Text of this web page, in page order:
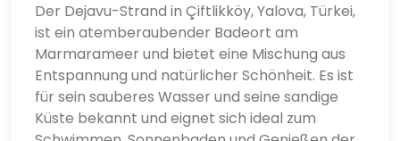
Der Dejavu-Strand in Çiftlikköy, Yalova, Türkei,
ist ein atemberaubender Badeort am
Marmarameer und bietet eine Mischung aus
Entspannung und natürlicher Schönheit. Es ist
für sein sauberes Wasser und seine sandige
Küste bekannt und eignet sich ideal zum